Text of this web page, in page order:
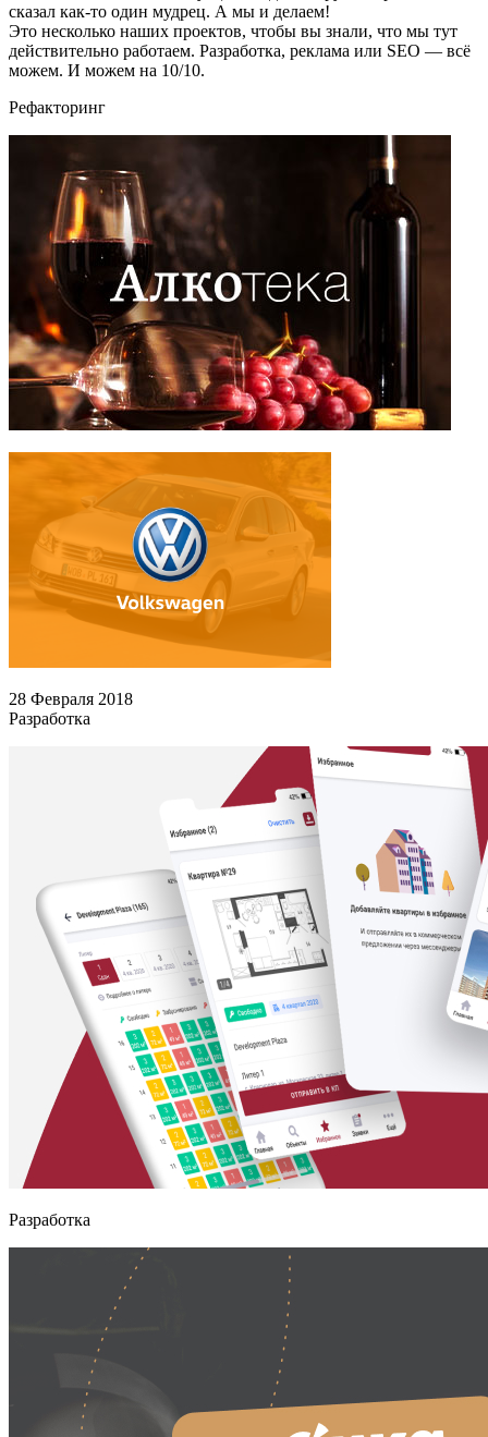
сказал как-то один мудрец. А мы и делаем!
Это несколько наших проектов, чтобы вы знали, что мы тут
действительно работаем. Разработка, реклама или SEO — всё
можем. И можем на 10/10.
Рефакторинг
28 Февраля 2018
Разработка
Разработка